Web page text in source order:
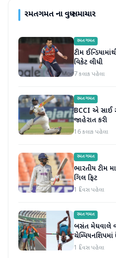
રમતગમતના વધુ સમાચાર
રમતગમત
ટીમ
વિકેટ લીધી
7 કલાક પહેલા
રમતગમત
BCCI એ સાઈ
જાહેરાત કરી
16 કલાક પહેલા
રમતગમત
ભારતીય ટીમ
ગિલ ફિટ
1 દિવસ પહેલા
રમતગમત
બસંત મેઘવાલે
ચેમ્પિયનશિપમાં
ઇતિહાસ રચ્યો
1 દિવસ પહેલા